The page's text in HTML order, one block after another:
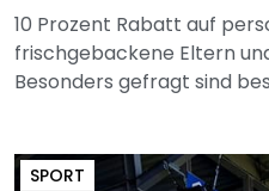
10 Prozent Rabatt auf
frischgebackene Eltern
Besonders gefragt sind
SPORT